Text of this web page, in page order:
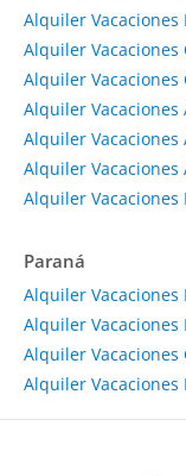
Alquiler Vacaciones
Alquiler Vacaciones
Alquiler Vacaciones
Alquiler Vacaciones
Alquiler Vacaciones
Alquiler Vacaciones
Alquiler Vacaciones
Paraná
Alquiler Vacaciones
Alquiler Vacaciones
Alquiler Vacaciones
Alquiler Vacaciones